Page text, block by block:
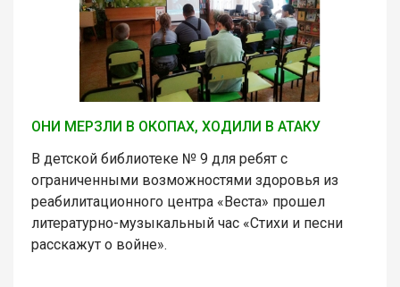
ОНИ МЕРЗЛИ В ОКОПАХ, ХОДИЛИ В АТАКУ
В детской библиотеке № 9 для ребят с
ограниченными возможностями здоровья из
реабилитационного центра «Веста» прошел
литературно-музыкальный час «Стихи и песни
расскажут о войне».